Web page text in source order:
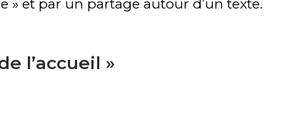
et par un partage autour d’un texte.
l’accueil »